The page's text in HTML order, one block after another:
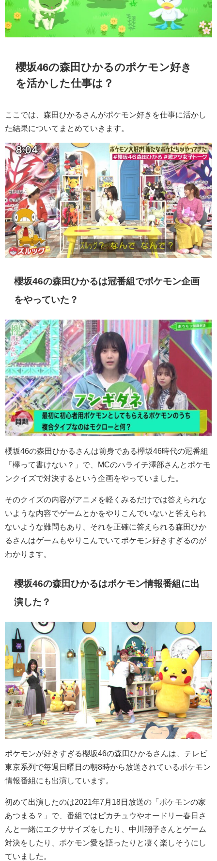
櫻坂46の森田ひかるのポケモン好き
を活かした仕事は？
ここでは、森田ひかるさんがポケモン好きを仕事に活かし
た結果についてまとめていきます。
櫻坂46の森田ひかるは冠番組でポケモン企画
をやっていた？
櫻坂46の森田ひかるさんは前身である欅坂46時代の冠番組
「欅って書けない？」で、MCのハライチ澤部さんとポケモ
ンクイズで対決するという企画をやっていました。
そのクイズの内容がアニメを軽くみるだけでは答えられな
いような内容でゲームとかをやりこんでいないと答えられ
ないような難問もあり、それを正確に答えられる森田ひか
るさんはゲームもやりこんでいてポケモン好きすぎるのが
わかります。
櫻坂46の森田ひかるはポケモン情報番組に出
演した？
ポケモンが好きすぎる櫻坂46の森田ひかるさんは、テレビ
東京系列で毎週日曜日の朝8時から放送されているポケモン
情報番組にも出演しています。
初めて出演したのは2021年7月18日放送の「ポケモンの家
あつまる？」で、番組ではピカチュウやオードリー春日さ
んと一緒にエクササイズをしたり、中川翔子さんとゲーム
対決をしたり、ポケモン愛を語ったりと凄く楽しそうにし
ていました。